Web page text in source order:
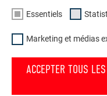
NO TVA
FR 18790381222
REGISTRE
Essentiels
Marketing et médias
ACCEPTER TOUS